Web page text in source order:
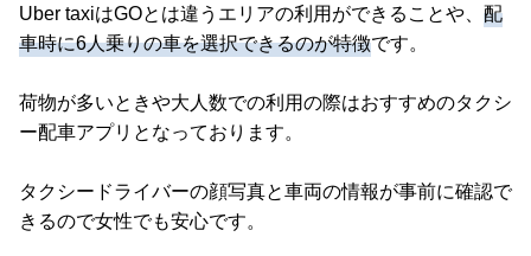
Uber taxiはGOとは違うエリアの利用ができることや、 配
車時に6人乗りの車を選択できるのが特徴です。
荷物が多いときや大人数での利用の際はおすすめのタクシ
ー配車アプリとなっております。
タクシードライバーの顔写真と車両の情報が事前に確認で
きるので女性でも安心です。